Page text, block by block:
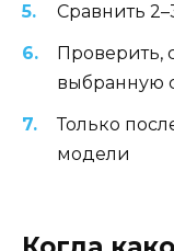
Сравнить
Проверить,
выбранную
Только
модели